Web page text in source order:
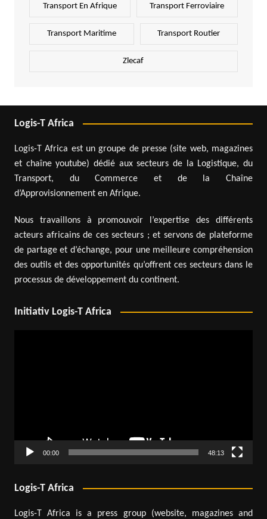
Transport En Afrique Transport Ferroviaire
Transport Maritime Transport Routier
Zlecaf
Logis-T Africa
Logis-T Africa est un groupe de presse (site web, magazines
et chaîne youtube) dédié aux secteurs de la Logistique, du
Transport, du Commerce et de la Chaîne
d’Approvisionnement en Afrique.
Nous travaillons à promouvoir l’expertise des différents
acteurs africains de ces secteurs ; et servons de plateforme
de partage et d’échange, pour une meilleure compréhension
des outils et des opportunités qu’offrent ces secteurs dans le
processus de développement du continent.
Initiativ Logis-T Africa
00:00 48:13
Logis-T Africa
Logis-T Africa is a press group (website, magazines and